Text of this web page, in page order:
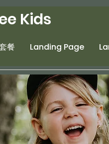
Kids
餐 Landing Page